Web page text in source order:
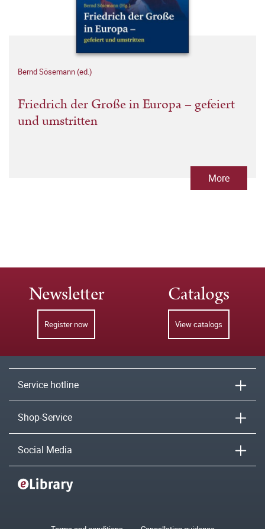
Bernd Sösemann (ed.)
Friedrich der Große in Europa – gefeiert
und umstritten
More
Newsletter
Register now
Catalogs
View catalogs
Service hotline
Shop-Service
Social Media